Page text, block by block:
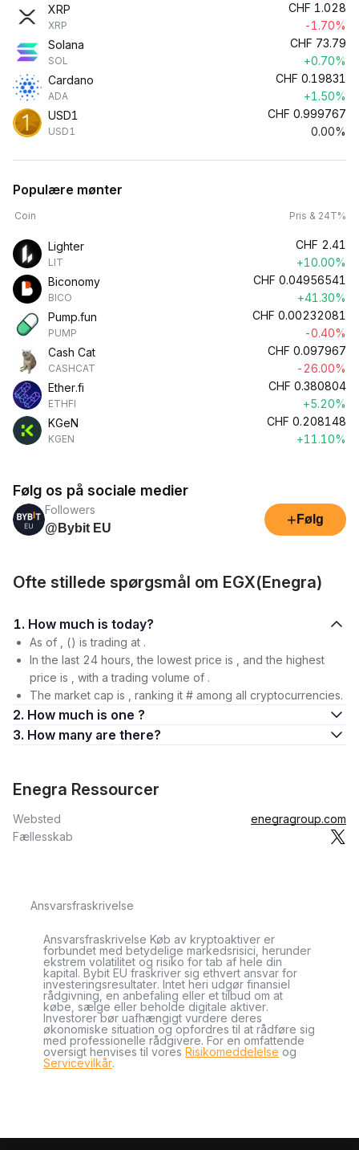
XRP
XRP
CHF 1.028
-1.70%
Solana
SOL
CHF 73.79
+0.70%
Cardano
ADA
CHF 0.19831
+1.50%
USD1
USD1
CHF 0.999767
0.00%
Populære mønter
Coin Pris & 24T%
Lighter
LIT
CHF 2.41
+10.00%
Biconomy
BICO
CHF 0.04956541
+41.30%
Pump.fun
PUMP
CHF 0.00232081
-0.40%
Cash Cat
CASHCAT
CHF 0.097967
-26.00%
Ether.fi
ETHFI
CHF 0.380804
+5.20%
KGeN
KGEN
CHF 0.208148
+11.10%
Følg os på sociale medier
Followers
@Bybit EU
+ Følg
Ofte stillede spørgsmål om EGX(Enegra)
1. How much is today?
As of , () is trading at .
In the last 24 hours, the lowest price is , and the highest
price is , with a trading volume of .
The market cap is , ranking it # among all cryptocurrencies.
2. How much is one ?
3. How many are there?
Enegra Ressourcer
Websted
enegragroup.com
Fællesskab
Ansvarsfraskrivelse
Ansvarsfraskrivelse Køb av kryptoaktiver er
forbundet med betydelige markedsrisici, herunder
ekstrem volatilitet og risiko for tab af hele din
kapital. Bybit EU fraskriver sig ethvert ansvar for
investeringsresultater. Intet heri udgør finansiel
rådgivning, en anbefaling eller et tilbud om at
købe, sælge eller beholde digitale aktiver.
Investorer bør uafhængigt vurdere deres
økonomiske situation og opfordres til at rådføre sig
med professionelle rådgivere. For en omfattende
oversigt henvises til vores Risikomeddelelse og
Servicevilkår.